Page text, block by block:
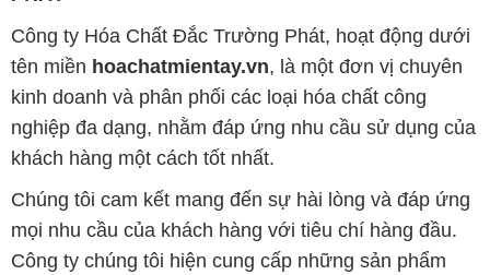
Công ty Hóa Chất Đắc Trường Phát, hoạt động dưới
tên miền hoachatmientay.vn, là một đơn vị chuyên
kinh doanh và phân phối các loại hóa chất công
nghiệp đa dạng, nhằm đáp ứng nhu cầu sử dụng của
khách hàng một cách tốt nhất.
Chúng tôi cam kết mang đến sự hài lòng và đáp ứng
mọi nhu cầu của khách hàng với tiêu chí hàng đầu.
Công ty chúng tôi hiện cung cấp những sản phẩm